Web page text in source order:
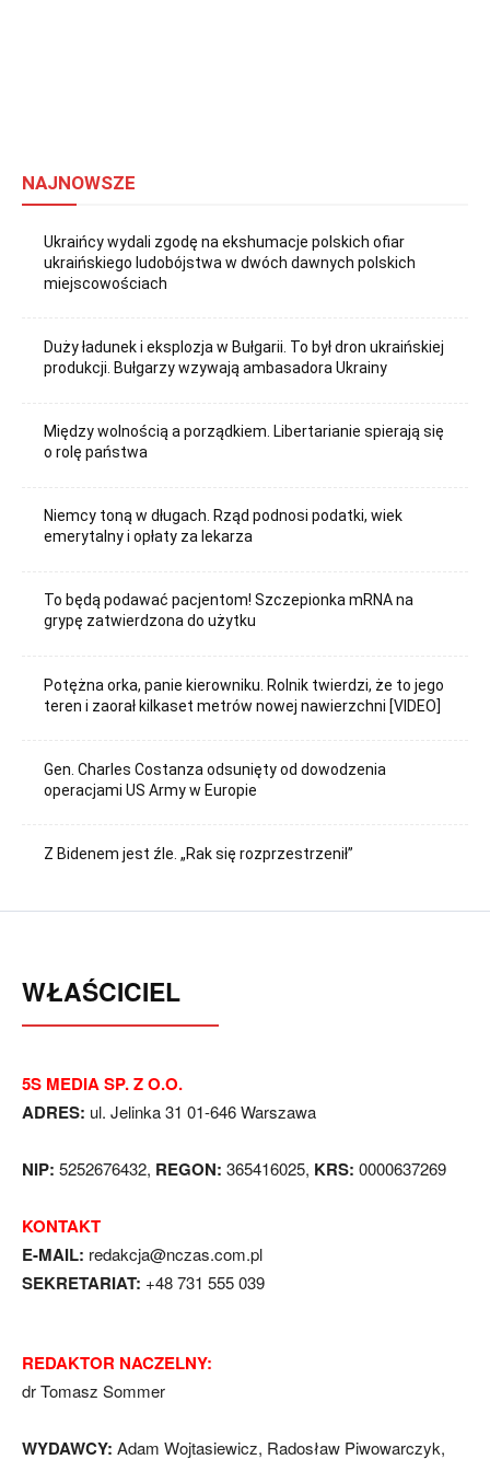
NAJNOWSZE
Ukraińcy wydali zgodę na ekshumacje polskich ofiar
ukraińskiego ludobójstwa w dwóch dawnych polskich
miejscowościach
Duży ładunek i eksplozja w Bułgarii. To był dron ukraińskiej
produkcji. Bułgarzy wzywają ambasadora Ukrainy
Między wolnością a porządkiem. Libertarianie spierają się
o rolę państwa
Niemcy toną w długach. Rząd podnosi podatki, wiek
emerytalny i opłaty za lekarza
To będą podawać pacjentom! Szczepionka mRNA na
grypę zatwierdzona do użytku
Potężna orka, panie kierowniku. Rolnik twierdzi, że to jego
teren i zaorał kilkaset metrów nowej nawierzchni [VIDEO]
Gen. Charles Costanza odsunięty od dowodzenia
operacjami US Army w Europie
Z Bidenem jest źle. „Rak się rozprzestrzenił”
WŁAŚCICIEL
5S MEDIA SP. Z O.O.
ADRES: ul. Jelinka 31 01-646 Warszawa
NIP: 5252676432, REGON: 365416025, KRS: 0000637269
KONTAKT
E-MAIL: redakcja@nczas.com.pl
SEKRETARIAT: +48 731 555 039
REDAKTOR NACZELNY:
dr Tomasz Sommer
WYDAWCY: Adam Wojtasiewicz, Radosław Piwowarczyk,